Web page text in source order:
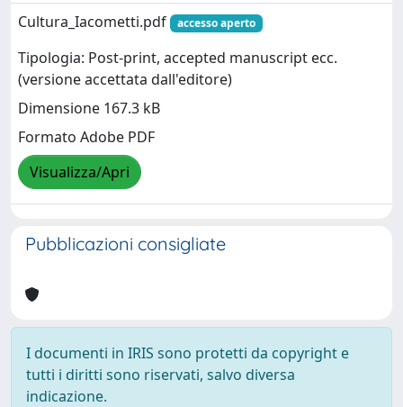
Cultura_Iacometti.pdf
accesso aperto
Tipologia: Post-print, accepted manuscript ecc.
(versione accettata dall'editore)
Dimensione 167.3 kB
Formato Adobe PDF
Visualizza/Apri
Pubblicazioni consigliate
I documenti in IRIS sono protetti da copyright e
tutti i diritti sono riservati, salvo diversa
indicazione.